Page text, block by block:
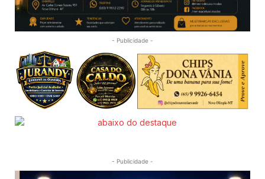
- Publicidade -
- Publicidade -